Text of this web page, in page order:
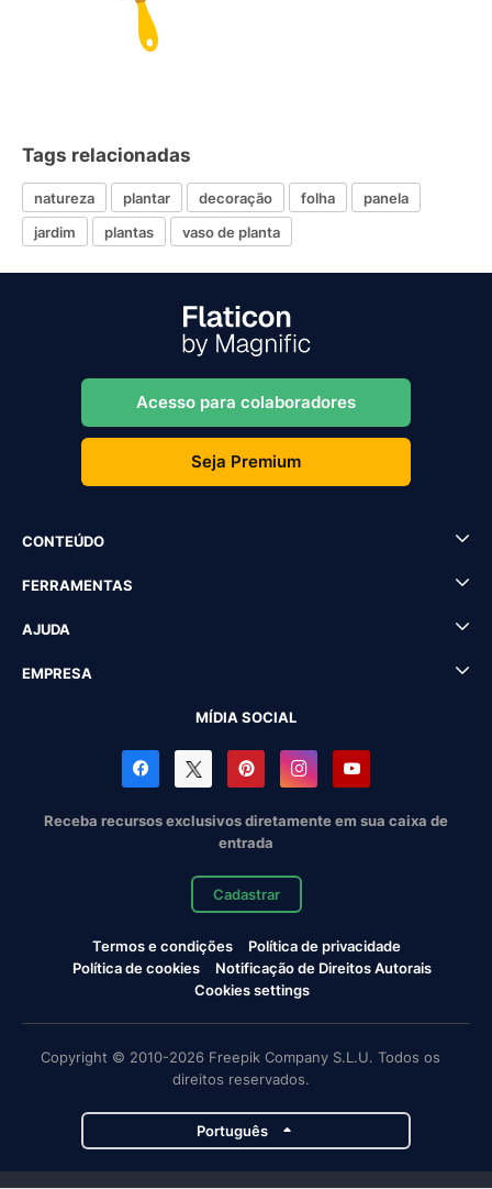
Tags relacionadas
natureza plantar decoração folha
panela
jardim
plantas vaso de planta
Acesso para colaboradores
Seja Premium
CONTEÚDO
FERRAMENTAS
AJUDA
EMPRESA
MÍDIA SOCIAL
Receba recursos exclusivos diretamente em sua caixa de
entrada
Cadastrar
Termos e condições
Política de privacidade
Política de cookies
Notificação de Direitos Autorais
Cookies settings
Copyright © 2010-2026 Freepik Company S.L.U. Todos os
direitos reservados.
Português